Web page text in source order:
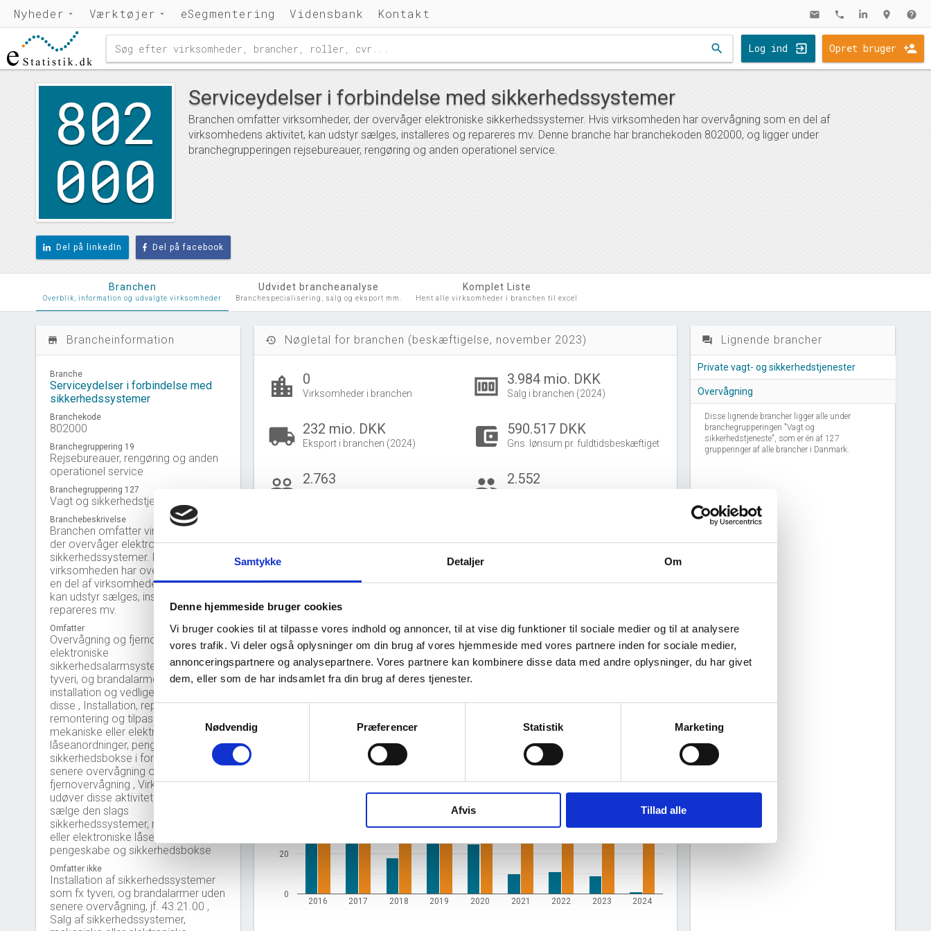
Samtykke Detaljer Om
Denne hjemmeside bruger cookies
Vi bruger cookies til at tilpasse vores indhold og annoncer, til at vise dig funktioner til sociale medier og til at analysere
vores trafik. Vi deler også oplysninger om din brug af vores hjemmeside med vores partnere inden for sociale medier,
annonceringspartnere og analysepartnere. Vores partnere kan kombinere disse data med andre oplysninger, du har givet
dem, eller som de har indsamlet fra din brug af deres tjenester.
Samtykkevalg
Nødvendig
Præferencer Statistik Marketing
Afvis Tillad alle
Nyheder Værktøjer eSegmentering Vidensbank Kontakt mail phone location_on help
search Log ind Opret bruger
802
000
Serviceydelser i forbindelse med sikkerhedssystemer
Branchen omfatter virksomheder, der overvåger elektroniske sikkerhedssystemer. Hvis virksomheden har overvågning som en del af
virksomhedens aktivitet, kan udstyr sælges, installeres og repareres mv. Denne branche har branchekoden 802000, og ligger under
branchegrupperingen rejsebureauer, rengøring og anden operationel service.
Del på linkedIn Del på facebook
Branchen
Overblik, information og udvalgte virksomheder
Udvidet brancheanalyse
Branchespecialisering, salg og eksport mm.
Komplet Liste
Hent alle virksomheder i branchen til excel
store_mall_directory Brancheinformation
Branche
Serviceydelser i forbindelse med
sikkerhedssystemer
Branchekode
802000
Branchegruppering 19
Rejsebureauer, rengøring og anden
operationel service
Branchegruppering 127
Vagt og sikkerhedstjeneste
Branchebeskrivelse
Branchen omfatter virksomheder,
der overvåger elektroniske
sikkerhedssystemer. Hvis
virksomheden har overvågning som
en del af virksomhedens aktivitet,
kan udstyr sælges, installeres og
repareres mv.
Omfatter
Overvågning og fjernovervågning af
elektroniske
sikkerhedsalarmsystemer som fx
tyveri, og brandalarmer, herunder
installation og vedligeholdelse af
disse , Installation, reparation,
remontering og tilpasning af
mekaniske eller elektroniske
låseanordninger, pengeskabe og
sikkerhedsbokse i forbindelse med
senere overvågning og
fjernovervågning , Virksomheder der
udøver disse aktiviteter, kan også
sælge den slags
sikkerhedssystemer, mekaniske
eller elektroniske låseanordninger,
pengeskabe og sikkerhedsbokse
Omfatter ikke
Installation af sikkerhedssystemer
som fx tyveri, og brandalarmer uden
senere overvågning, jf. 43.21.00 ,
Salg af sikkerhedssystemer,
history Nøgletal for branchen (beskæftigelse, november 2023)
location_city 0
Virksomheder i branchen money 3.984 mio. DKK
Salg i branchen (2024)
local_shipping 232 mio. DKK
Eksport i branchen (2024) account_balance_wallet 590.517 DKK
Gns. lønsum pr. fuldtidsbeskæftiget
people_outline 2.763 group 2.552
Beskæftigede kvinder i branchen Beskæftigede mænd i branchen
Gå til for historiske data.
Nye og ophørte virksomheder pr. år
2016 2017 2018 2019 2020 2021 2022 2023 2024
0
20
question_answer Lignende brancher
Private vagt- og sikkerhedstjenester
Overvågning
Disse lignende brancher ligger alle under
branchegrupperingen "Vagt og
sikkerhedstjeneste", som er én af 127
grupperinger af alle brancher i Danmark.